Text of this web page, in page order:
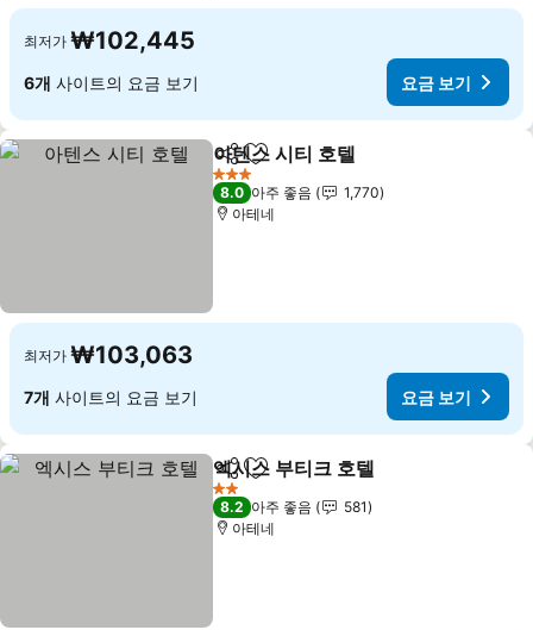
최저가 ₩102,445
6개 사이트의 요금 보기 요금 보기
공유 즐겨찾기에 추가
아텐스 시티 호텔
3 성급
8.0 아주 좋음
1,770
아테네
최저가 ₩103,063
7개 사이트의 요금 보기 요금 보기
공유 즐겨찾기에 추가
엑시스 부티크 호텔
2 성급
8.2 아주 좋음
581
아테네